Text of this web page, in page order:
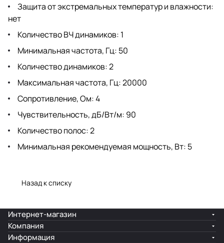
Защита от экстремальных температур и влажности:
нет
Количество ВЧ динамиков: 1
Минимальная частота, Гц: 50
Количество динамиков: 2
Максимальная частота, Гц: 20000
Сопротивление, Ом: 4
Чувствительность, дБ/Вт/м: 90
Количество полос: 2
Минимальная рекомендуемая мощность, Вт: 5
Назад к списку
Интернет-магазин
Компания
Информация